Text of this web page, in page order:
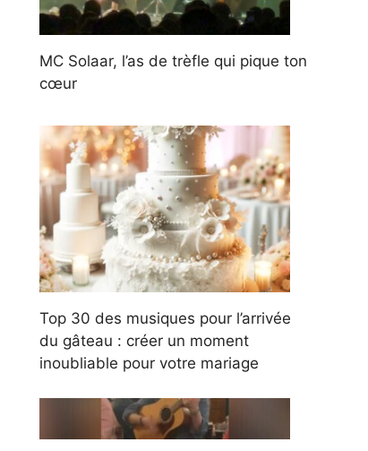
MC Solaar, l’as de trèfle qui pique ton
cœur
Top 30 des musiques pour l’arrivée
du gâteau : créer un moment
inoubliable pour votre mariage